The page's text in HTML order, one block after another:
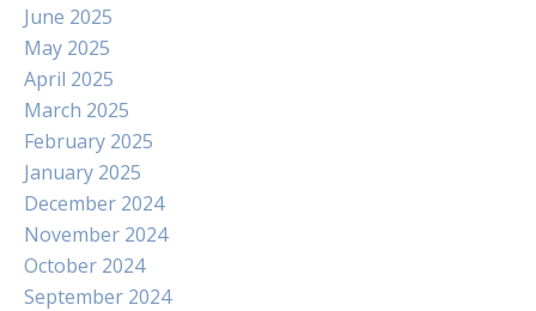
June 2025
May 2025
April 2025
March 2025
February 2025
January 2025
December 2024
November 2024
October 2024
September 2024